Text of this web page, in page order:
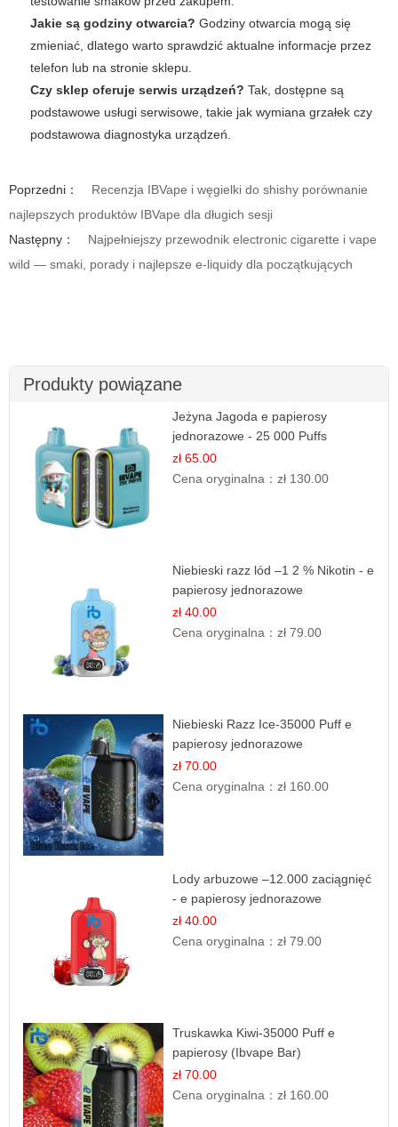
Jakie są godziny otwarcia? Godziny otwarcia mogą się
zmieniać, dlatego warto sprawdzić aktualne informacje przez
telefon lub na stronie sklepu.
Czy sklep oferuje serwis urządzeń? Tak, dostępne są
podstawowe usługi serwisowe, takie jak wymiana grzałek czy
podstawowa diagnostyka urządzeń.
Poprzedni：
Recenzja IBVape i węgielki do shishy porównanie
najlepszych produktów IBVape dla długich sesji
Następny：
Najpełniejszy przewodnik electronic cigarette i vape
wild — smaki, porady i najlepsze e-liquidy dla początkujących
Produkty powiązane
Jeżyna Jagoda e papierosy
jednorazowe - 25 000 Puffs
zł 65.00
Cena oryginalna：zł 130.00
Niebieski razz lód –1 2 % Nikotin - e
papierosy jednorazowe
zł 40.00
Cena oryginalna：zł 79.00
Niebieski Razz Ice-35000 Puff e
papierosy jednorazowe
zł 70.00
Cena oryginalna：zł 160.00
Lody arbuzowe –12.000 zaciągnięć
- e papierosy jednorazowe
zł 40.00
Cena oryginalna：zł 79.00
Truskawka Kiwi-35000 Puff e
papierosy (Ibvape Bar)
zł 70.00
Cena oryginalna：zł 160.00